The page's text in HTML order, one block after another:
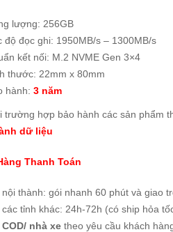
lượng: 256GB
độ đọc ghi: 1950MB/s – 1300MB/s
kết nối: M.2 NVME Gen 3×4
thước: 22mm x 80mm
hành: 3 năm
trường hợp bảo hành các sản phẩm
dữ liệu
Thanh Toán
thành: gói nhanh 60 phút và giao
các tỉnh khác: 24h-72h (có ship hỏa
COD/ nhà xe theo yêu cầu khách